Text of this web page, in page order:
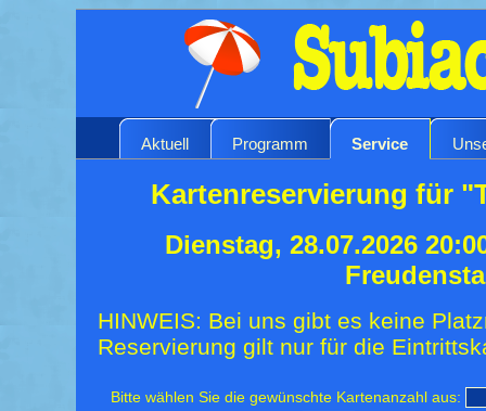
Aktuell Programm Service
Kartenreservierung für
Dienstag, 28.07.2026
HINWEIS: Bei uns gibt es keine
Reservierung gilt nur für die
Bitte wählen Sie die gewünschte Kartenanzahl aus: